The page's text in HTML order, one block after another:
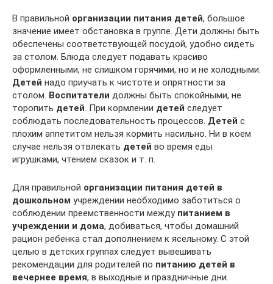
В правильной организации питания детей, большое
значение имеет обстановка в группе. Дети должны быть
обеспечены соответствующей посудой, удобно сидеть
за столом. Блюда следует подавать красиво
оформленными, не слишком горячими, но и не холодными.
Детей надо приучать к чистоте и опрятности за
столом. Воспитатели должны быть спокойными, не
торопить детей. При кормлении детей следует
соблюдать последовательность процессов. Детей с
плохим аппетитом нельзя кормить насильно. Ни в коем
случае нельзя отвлекать детей во время еды
игрушками, чтением сказок и т. п.
Для правильной организации питания детей в
дошкольном учреждении необходимо заботиться о
соблюдении преемственности между питанием в
учреждении и дома, добиваться, чтобы домашний
рацион ребенка стал дополнением к ясельному. С этой
целью в детских группах следует вывешивать
рекомендации для родителей по питанию детей в
вечернее время, в выходные и праздничные дни.